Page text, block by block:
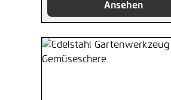
Ansehen